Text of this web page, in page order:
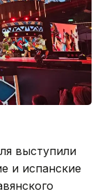
выступили
и испанские